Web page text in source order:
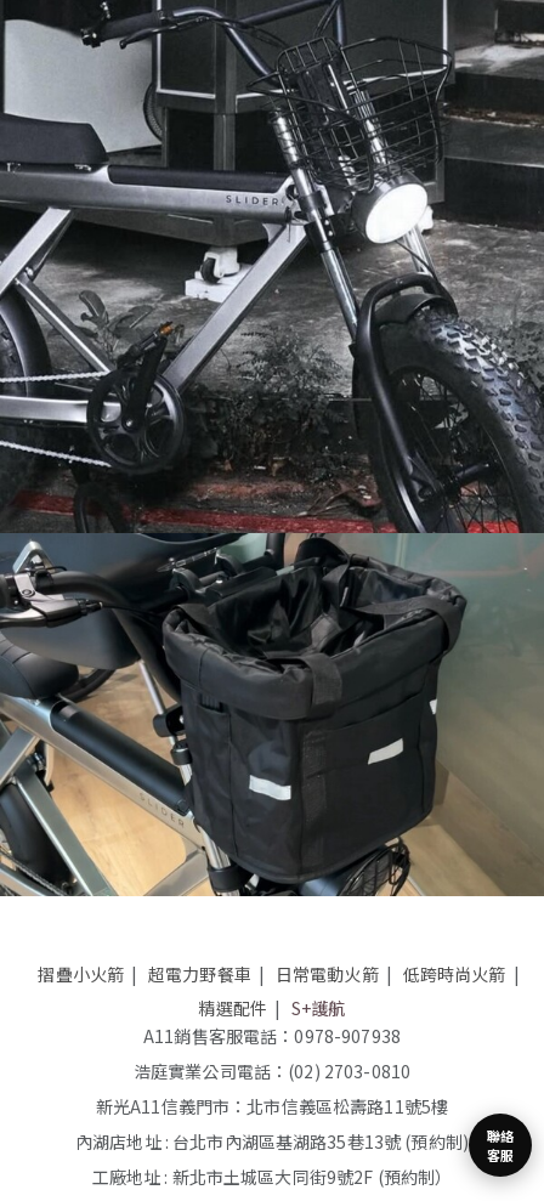
摺疊小火箭 超電力野餐車 日常電動火箭
低跨時尚火箭
精選配件
S+護航
A11銷售客服電話：0978-907938
浩庭實業公司電話：(02) 2703-0810
新光A11信義門市：北市信義區松壽路11號5樓
內湖店地址 : 台北市內湖區基湖路35巷13號 (預約制)
工廠地址 : 新北市土城區大同街9號2F (預約制）
聯絡
客服